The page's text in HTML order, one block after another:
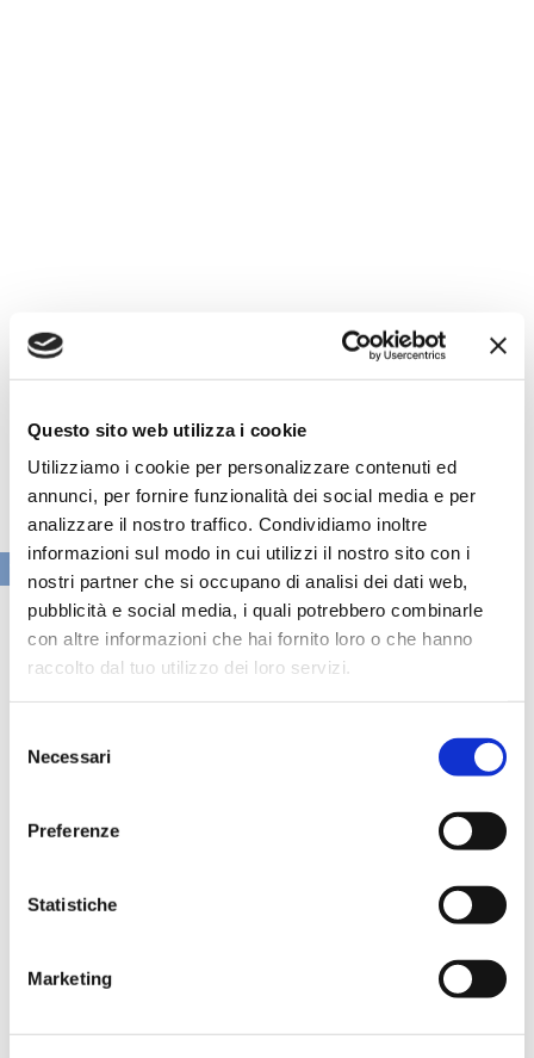
Questo sito web utilizza i cookie
Utilizziamo i cookie per personalizzare contenuti ed
annunci, per fornire funzionalità dei social media e per
analizzare il nostro traffico. Condividiamo inoltre
informazioni sul modo in cui utilizzi il nostro sito con i
nostri partner che si occupano di analisi dei dati web,
pubblicità e social media, i quali potrebbero combinarle
con altre informazioni che hai fornito loro o che hanno
raccolto dal tuo utilizzo dei loro servizi.
delNecessari
Preferenze
Statistiche
Marketing